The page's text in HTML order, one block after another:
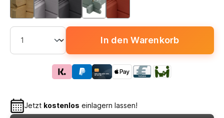
In den Warenkorb
Jetzt kostenlos einlagern lassen!